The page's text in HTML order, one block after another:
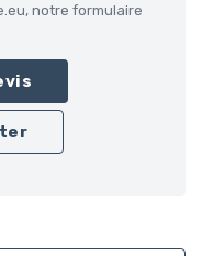
notre formulaire